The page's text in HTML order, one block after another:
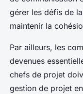
gérer les défis de
maintenir la
Par ailleurs, les
devenues
chefs de projet
gestion de projet